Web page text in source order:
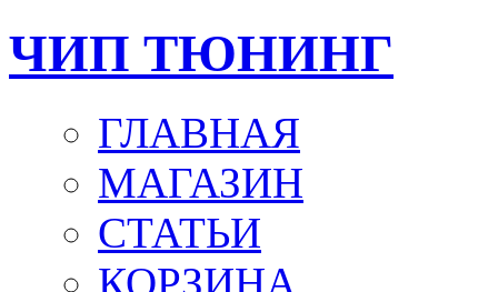
ЧИП ТЮНИНГ
ГЛАВНАЯ
МАГАЗИН
СТАТЬИ
КОРЗИНА